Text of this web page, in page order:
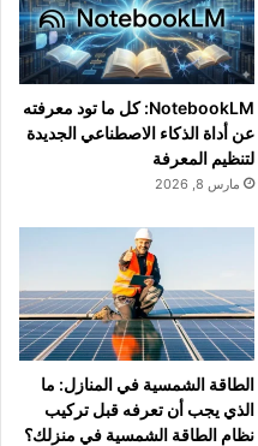
NotebookLM: كل ما تود معرفته
عن أداة الذكاء الاصطناعي الجديدة
لتنظيم المعرفة
مارس 8, 2026
الطاقة الشمسية في المنازل: ما
الذي يجب أن تعرفه قبل تركيب
نظام الطاقة الشمسية في منزلك؟